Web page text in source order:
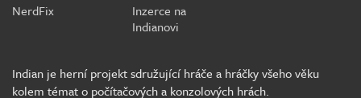
NerdFix
Inzerce na
Indianovi
Indian je herní projekt sdružující hráče a hráčky všeho věku
kolem témat o počítačových a konzolových hrách.